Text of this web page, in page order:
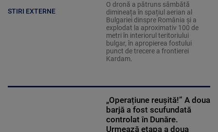
STIRI EXTERNE
O dronă a pătruns sâmbătă
dimineața în spațiul aerian al
Bulgariei dinspre România și a
explodat la aproximativ 100 de
metri în interiorul teritoriului
bulgar, în apropierea fostului
punct de trecere a frontierei
Kardam.
„Operațiune reușită!” A doua
barjă a fost scufundată
controlat în Dunăre.
Urmează etapa a doua